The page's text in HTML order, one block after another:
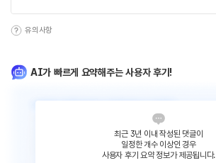
유의사항
AI가 빠르게 요약해주는 사용자 후기!
최근 3년 이내 작성된 댓글이
일정한 개수 이상인 경우
사용자 후기 요약 정보가 제공됩니다.